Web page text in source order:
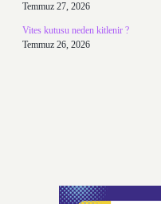
Temmuz 27, 2026
Vites kutusu neden kitlenir ?
Temmuz 26, 2026